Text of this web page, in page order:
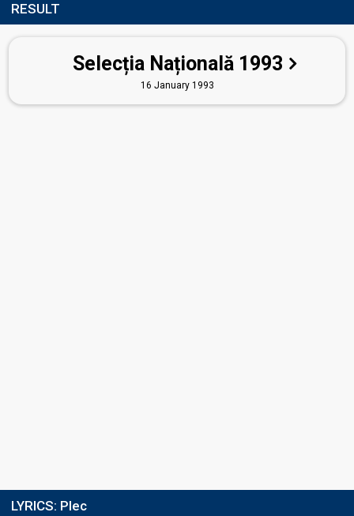
RESULT
Selecția Națională 1993
16 January 1993
LYRICS: Plec